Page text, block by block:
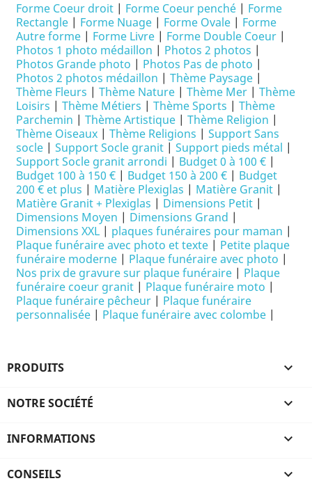
Forme Coeur droit | Forme Coeur penché | Forme
Rectangle | Forme Nuage | Forme Ovale | Forme
Autre forme | Forme Livre | Forme Double Coeur |
Photos 1 photo médaillon | Photos 2 photos |
Photos Grande photo | Photos Pas de photo |
Photos 2 photos médaillon | Thème Paysage |
Thème Fleurs | Thème Nature | Thème Mer | Thème
Loisirs | Thème Métiers | Thème Sports | Thème
Parchemin | Thème Artistique | Thème Religion |
Thème Oiseaux | Thème Religions | Support Sans
socle | Support Socle granit | Support pieds métal |
Support Socle granit arrondi | Budget 0 à 100 € |
Budget 100 à 150 € | Budget 150 à 200 € | Budget
200 € et plus | Matière Plexiglas | Matière Granit |
Matière Granit + Plexiglas | Dimensions Petit |
Dimensions Moyen | Dimensions Grand |
Dimensions XXL | plaques funéraires pour maman |
Plaque funéraire avec photo et texte | Petite plaque
funéraire moderne | Plaque funéraire avec photo |
Nos prix de gravure sur plaque funéraire | Plaque
funéraire coeur granit | Plaque funéraire moto |
Plaque funéraire pêcheur | Plaque funéraire
personnalisée | Plaque funéraire avec colombe |
PRODUITS 
NOTRE SOCIÉTÉ 
INFORMATIONS 
CONSEILS 